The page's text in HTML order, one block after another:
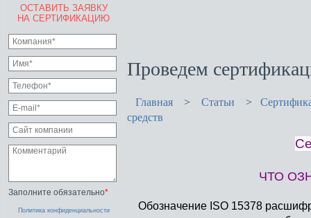
ОСТАВИТЬ ЗАЯВКУ
НА СЕРТИФИКАЦИЮ
Заполните обязательно*
Политика конфиденциальности
Проведем
Главная > Статьи >
средств
ЧТО
Обозначение ISO 15378